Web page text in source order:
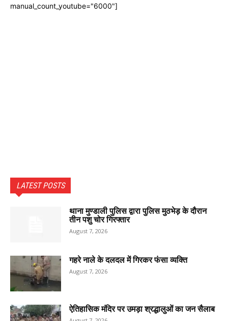
manual_count_youtube="6000"]
LATEST POSTS
थाना मुण्डाली पुलिस द्वारा पुलिस मुठभेड़ के दौरान
तीन पशु चोर गिरफ्तार
August 7, 2026
गहरे नाले के दलदल में गिरकर फंसा व्यक्ति
August 7, 2026
ऐतिहासिक मंदिर पर उमड़ा श्रद्धालुओं का जन सैलाब